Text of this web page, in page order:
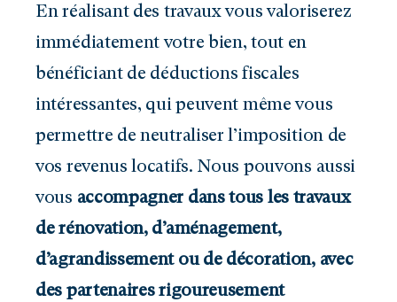
En réalisant des travaux vous valoriserez
immédiatement votre bien, tout en
bénéficiant de déductions fiscales
intéressantes, qui peuvent même vous
permettre de neutraliser l’imposition de
vos revenus locatifs. Nous pouvons aussi
vous accompagner dans tous les travaux
de rénovation, d’aménagement,
d’agrandissement ou de décoration, avec
des partenaires rigoureusement